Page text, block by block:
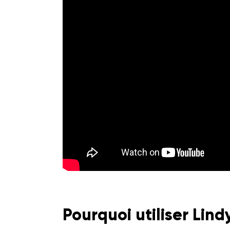
Pourquoi utiliser